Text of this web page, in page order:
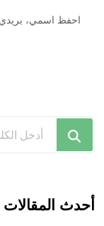
تبحث
ما؟
أحدث المقالات